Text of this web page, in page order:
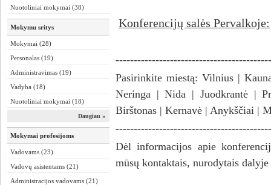
Nuotoliniai mokymai (38)
Mokymu sritys
Mokymai (28)
Personalas (19)
Administravimas (19)
Vadyba (18)
Nuotoliniai mokymai (18)
Daugiau »
Mokymai profesijoms
Vadovams (23)
Vadovų asistentams (21)
Administracijos vadovams (21)
Konferencijų salės Pervalkoje:
Pasirinkite miestą: Vilnius|
Neringa |Nida | Juodkrantė|
Birštonas | Kernavė | Anykščiai |
Dėl informacijos apie
mūsų kontaktais, nurodytais